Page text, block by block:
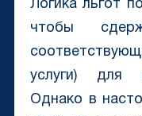
Логика льгот
чтобы
услуги) для
Однако в